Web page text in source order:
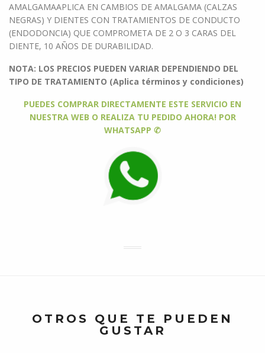
AMALGAMAAPLICA EN CAMBIOS DE AMALGAMA (CALZAS
NEGRAS) Y DIENTES CON TRATAMIENTOS DE CONDUCTO
(ENDODONCIA) QUE COMPROMETA DE 2 O 3 CARAS DEL
DIENTE, 10 AÑOS DE DURABILIDAD.
NOTA: LOS PRECIOS PUEDEN VARIAR DEPENDIENDO DEL
TIPO DE TRATAMIENTO (Aplica términos y condiciones)
PUEDES COMPRAR DIRECTAMENTE ESTE SERVICIO EN
NUESTRA WEB O REALIZA TU PEDIDO AHORA! POR
WHATSAPP ✆
OTROS QUE TE PUEDEN
GUSTAR